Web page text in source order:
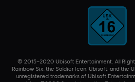
© 2015–2020 Ubisoft Entertainment. All
Rainbow Six, the Soldier Icon, Ubisoft, and the
unregistered trademarks of Ubisoft